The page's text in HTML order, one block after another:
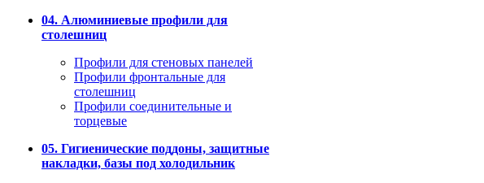
04. Алюминиевые профили для
столешниц
Профили для стеновых панелей
Профили фронтальные для
столешниц
Профили соединительные и
торцевые
05. Гигиенические поддоны, защитные
накладки, базы под холодильник